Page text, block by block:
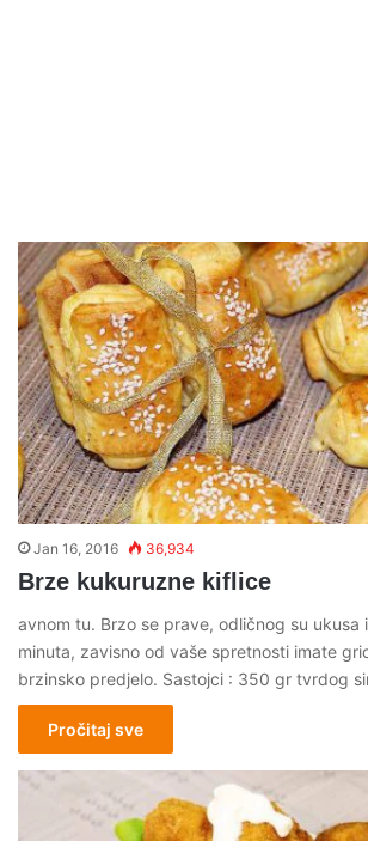
Jan 16, 2016 36,934
Brze kukuruzne kiflice
avnom tu. Brzo se prave, odličnog su
minuta, zavisno od vaše spretnosti imate
brzinsko predjelo. Sastojci : 350 gr tvrdog
Pročitaj sve